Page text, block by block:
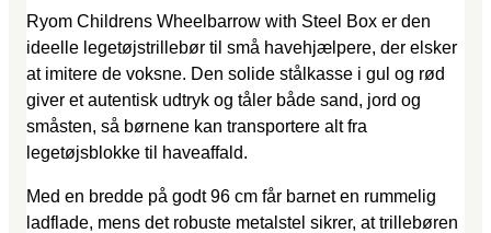
Ryom Childrens Wheelbarrow with Steel Box er den
ideelle legetøjstrillebør til små havehjælpere, der elsker
at imitere de voksne. Den solide stålkasse i gul og rød
giver et autentisk udtryk og tåler både sand, jord og
småsten, så børnene kan transportere alt fra
legetøjsblokke til haveaffald.
Med en bredde på godt 96 cm får barnet en rummelig
ladflade, mens det robuste metalstel sikrer, at trillebøren